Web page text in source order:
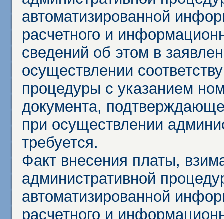
автоматизированной
расчетного и
сведений об этом в
осуществлении
процедуры с указанием
документа,
при осуществлении
требуется.
Факт внесения платы,
административной
автоматизированной
расчетного и